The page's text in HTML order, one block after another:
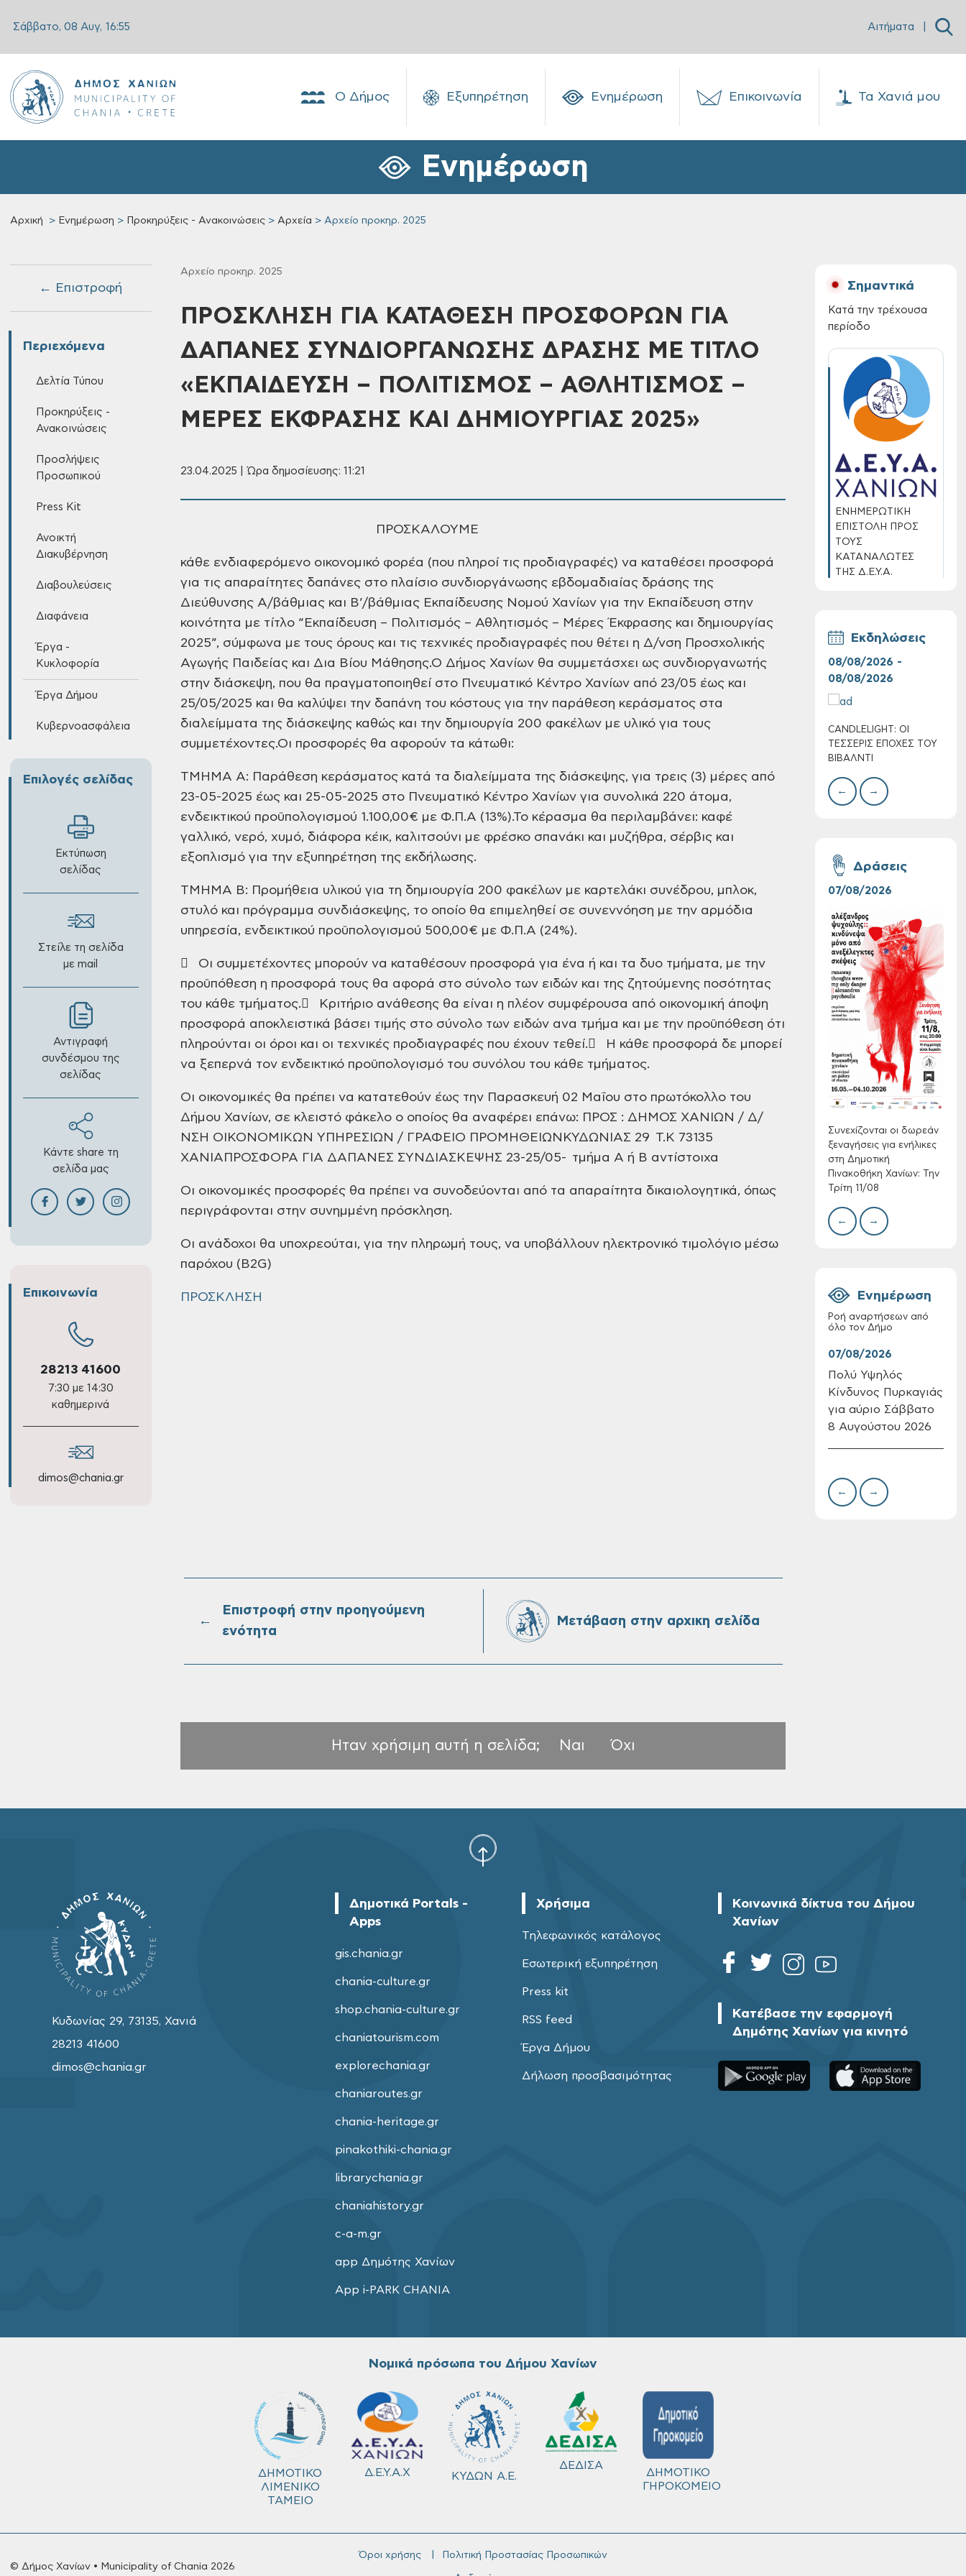
Σάββατο, 08 Αυγ, 16:55 Αιτήματα
Ο Δήμος Εξυπηρέτηση Ενημέρωση Επικοινωνία Τα Χανιά μου
Ενημέρωση
Αρχική Ενημέρωση Προκηρύξεις - Ανακοινώσεις Αρχεία Αρχείο προκηρ. 2025
← Επιστροφή
Περιεχόμενα
Δελτία Τύπου
Προκηρύξεις -
Ανακοινώσεις
Προσλήψεις
Προσωπικού
Press Kit
Ανοικτή
Διακυβέρνηση
Διαβουλεύσεις
Διαφάνεια
Έργα -
Κυκλοφορία
Έργα Δήμου
Κυβερνοασφάλεια
Επιλογές σελίδας
Εκτύπωση
σελίδας
Στείλε τη σελίδα
με mail
Αντιγραφή
συνδέσμου της
σελίδας
Κάντε share τη
σελίδα μας
Επικοινωνία
28213 41600
7:30 με 14:30
καθημερινά
dimos@chania.gr
Αρχείο προκηρ. 2025
ΠΡΟΣΚΛΗΣΗ ΓΙΑ ΚΑΤΑΘΕΣΗ ΠΡΟΣΦΟΡΩΝ ΓΙΑ
ΔΑΠΑΝΕΣ ΣΥΝΔΙΟΡΓΑΝΩΣΗΣ ΔΡΑΣΗΣ ΜΕ ΤΙΤΛΟ
«ΕΚΠΑΙΔΕΥΣΗ – ΠΟΛΙΤΙΣΜΟΣ – ΑΘΛΗΤΙΣΜΟΣ –
ΜΕΡΕΣ ΕΚΦΡΑΣΗΣ ΚΑΙ ΔΗΜΙΟΥΡΓΙΑΣ 2025»
23.04.2025 | Ώρα δημοσίευσης: 11:21
ΠΡΟΣΚΑΛOYME
κάθε ενδιαφερόμενο οικονομικό φορέα (που πληροί τις προδιαγραφές) να καταθέσει προσφορά
για τις απαραίτητες δαπάνες στο πλαίσιο συνδιοργάνωσης εβδομαδιαίας δράσης της
Διεύθυνσης Α/βάθμιας και Β’/βάθμιας Εκπαίδευσης Νομού Χανίων για την Εκπαίδευση στην
κοινότητα με τίτλο “Εκπαίδευση – Πολιτισμός – Αθλητισμός – Μέρες Έκφρασης και δημιουργίας
2025”, σύμφωνα με τους όρους και τις τεχνικές προδιαγραφές που θέτει η Δ/νση Προσχολικής
Αγωγής Παιδείας και Δια Βίου Μάθησης.Ο Δήμος Χανίων θα συμμετάσχει ως συνδιοργανωτής
στην διάσκεψη, που θα πραγματοποιηθεί στο Πνευματικό Κέντρο Χανίων από 23/05 έως και
25/05/2025 και θα καλύψει την δαπάνη του κόστους για την παράθεση κεράσματος στα
διαλείμματα της διάσκεψης καθώς και την δημιουργία 200 φακέλων με υλικό για τους
συμμετέχοντες.Οι προσφορές θα αφορούν τα κάτωθι:
ΤΜΗΜΑ Α: Παράθεση κεράσματος κατά τα διαλείμματα της διάσκεψης, για τρεις (3) μέρες από
23-05-2025 έως και 25-05-2025 στο Πνευματικό Κέντρο Χανίων για συνολικά 220 άτομα,
ενδεικτικού προϋπολογισμού 1.100,00€ με Φ.Π.Α (13%).Το κέρασμα θα περιλαμβάνει: καφέ
γαλλικό, νερό, χυμό, διάφορα κέικ, καλιτσούνι με φρέσκο σπανάκι και μυζήθρα, σέρβις και
εξοπλισμό για την εξυπηρέτηση της εκδήλωσης.
ΤΜΗΜΑ Β: Προμήθεια υλικού για τη δημιουργία 200 φακέλων με καρτελάκι συνέδρου, μπλοκ,
στυλό και πρόγραμμα συνδιάσκεψης, το οποίο θα επιμεληθεί σε συνεννόηση με την αρμόδια
υπηρεσία, ενδεικτικού προϋπολογισμού 500,00€ με Φ.Π.Α (24%).
 Οι συμμετέχοντες μπορούν να καταθέσουν προσφορά για ένα ή και τα δυο τμήματα, με την
προϋπόθεση η προσφορά τους θα αφορά στο σύνολο των ειδών και της ζητούμενης ποσότητας
του κάθε τμήματος. Κριτήριο ανάθεσης θα είναι η πλέον συμφέρουσα από οικονομική άποψη
προσφορά αποκλειστικά βάσει τιμής στο σύνολο των ειδών ανα τμήμα και με την προϋπόθεση ότι
πληρούνται οι όροι και οι τεχνικές προδιαγραφές που έχουν τεθεί. Η κάθε προσφορά δε μπορεί
να ξεπερνά τον ενδεικτικό προϋπολογισμό του συνόλου του κάθε τμήματος.
Οι οικονομικές θα πρέπει να κατατεθούν έως την Παρασκευή 02 Μαΐου στο πρωτόκολλο του
Δήμου Χανίων, σε κλειστό φάκελο ο οποίος θα αναφέρει επάνω: ΠΡΟΣ : ΔΗΜΟΣ ΧΑΝΙΩΝ / Δ/
ΝΣΗ ΟΙΚΟΝΟΜΙΚΩΝ ΥΠΗΡΕΣΙΩΝ / ΓΡΑΦΕΙΟ ΠΡΟΜΗΘΕΙΩΝ ΚΥΔΩΝΙΑΣ 29 Τ.Κ 73135
ΧΑΝΙΑ ΠΡΟΣΦΟΡΑ ΓΙΑ ΔΑΠΑΝΕΣ ΣΥΝΔΙΑΣΚΕΨΗΣ 23-25/05- τμήμα Α ή Β αντίστοιχα
Οι οικονομικές προσφορές θα πρέπει να συνοδεύονται από τα απαραίτητα δικαιολογητικά, όπως
περιγράφονται στην συνημμένη πρόσκληση.
Οι ανάδοχοι θα υποχρεούται, για την πληρωμή τους, να υποβάλλουν ηλεκτρονικό τιμολόγιο μέσω
παρόχου (B2G)
ΠΡΟΣΚΛΗΣΗ
Σημαντικά
Κατά την τρέχουσα
περίοδο
ΕΝΗΜΕΡΩΤΙΚΗ
ΕΠΙΣΤΟΛΗ ΠΡΟΣ
ΤΟΥΣ
ΚΑΤΑΝΑΛΩΤΕΣ
ΤΗΣ Δ.Ε.Υ.Α.
Δημοτική
Πινακοθήκη Χανίων:
Την Τρίτη 11/08
Τακτική συνεδρίαση
Δημοτικής
Επιτροπής στις 10-
08-2026
Επαναλειτουργία
του συστήματος
SeaTrac στην
Πίνακες Κατάταξης
& Βαθμολογίας,
Πίνακες
προσληπτέων και
της προκήρυξης
ΣΟΧ 3/2026 του
Δήμου Χανίων
Εκδηλώσεις
08/08/2026 -
08/08/2026
CANDLELIGHT: ΟΙ
ΤΕΣΣΕΡΙΣ ΕΠΟΧΕΣ ΤΟΥ
ΒΙΒΑΛΝΤΙ
← →
Δράσεις
07/08/2026
Συνεχίζονται οι δωρεάν
ξεναγήσεις για ενήλικες
στη Δημοτική
Πινακοθήκη Χανίων: Την
Τρίτη 11/08
← →
Ενημέρωση
Ροή αναρτήσεων από
όλο τον Δήμο
07/08/2026
Πολύ Υψηλός
Κίνδυνος Πυρκαγιάς
για αύριο Σάββατο
8 Αυγούστου 2026
← →
←
Επιστροφή στην προηγούμενη
ενότητα
Μετάβαση στην αρχικη σελίδα
Ηταν χρήσιμη αυτή η σελίδα; Ναι Όχι
Κυδωνίας 29, 73135, Χανιά
28213 41600
dimos@chania.gr
Δημοτικά Portals -
Apps
gis.chania.gr
chania-culture.gr
shop.chania-culture.gr
chaniatourism.com
explorechania.gr
chaniaroutes.gr
chania-heritage.gr
pinakothiki-chania.gr
librarychania.gr
chaniahistory.gr
c-a-m.gr
app Δημότης Χανίων
App i-PARK CHANIA
Χρήσιμα
Τηλεφωνικός κατάλογος
Εσωτερική εξυπηρέτηση
Press kit
RSS feed
Έργα Δήμου
Δήλωση προσβασιμότητας
Κοινωνικά δίκτυα του Δήμου
Χανίων
Κατέβασε την εφαρμογή
Δημότης Χανίων για κινητό
Νομικά πρόσωπα του Δήμου Χανίων
ΔΗΜΟΤΙΚΟ
ΛΙΜΕΝΙΚΟ
ΤΑΜΕΙΟ
Δ.Ε.Υ.Α.Χ ΚΥΔΩΝ Α.Ε.
ΔΕΔΙΣΑ
ΔΗΜΟΤΙΚΟ
ΓΗΡΟΚΟΜΕΙΟ
© Δήμος Χανίων • Municipality of Chania 2026
Όροι χρήσης Πολιτική Προστασίας Προσωπικών